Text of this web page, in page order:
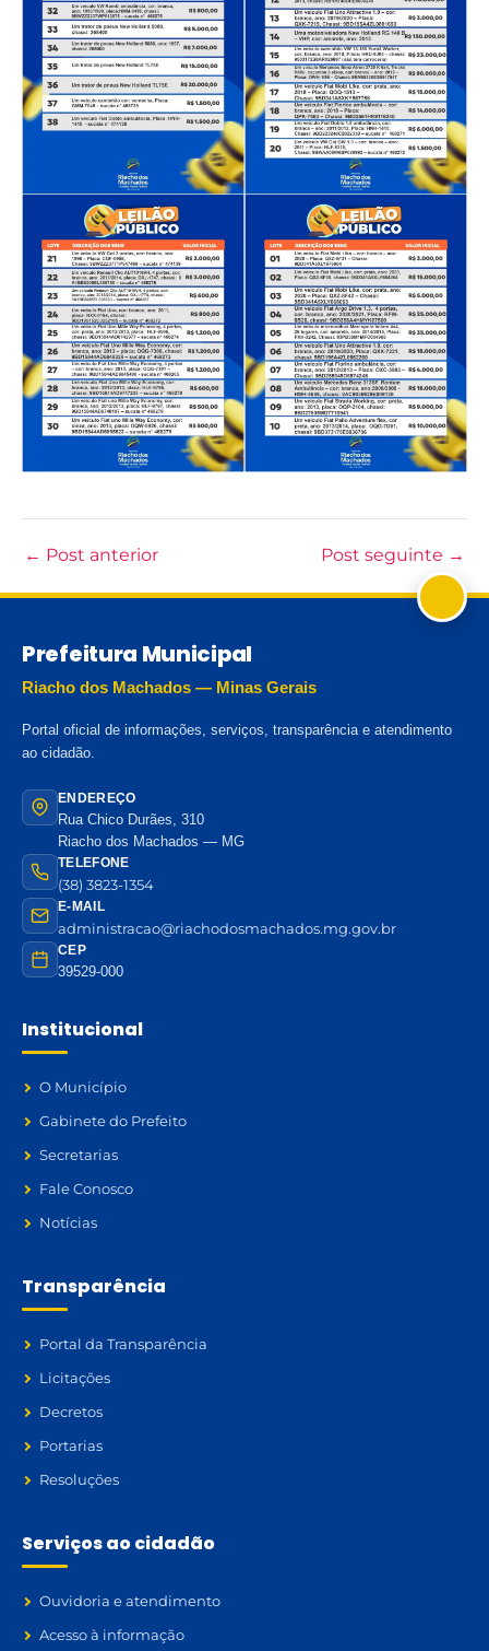
← Post anterior Post seguinte →
Prefeitura Municipal
Riacho dos Machados — Minas Gerais
Portal oficial de informações, serviços, transparência e atendimento
ao cidadão.
ENDEREÇO
Rua Chico Durães, 310
Riacho dos Machados — MG
TELEFONE
(38) 3823-1354
E-MAIL
administracao@riachodosmachados.mg.gov.br
CEP
39529-000
Institucional
O Município
Gabinete do Prefeito
Secretarias
Fale Conosco
Notícias
Transparência
Portal da Transparência
Licitações
Decretos
Portarias
Resoluções
Serviços ao cidadão
Ouvidoria e atendimento
Acesso à informação